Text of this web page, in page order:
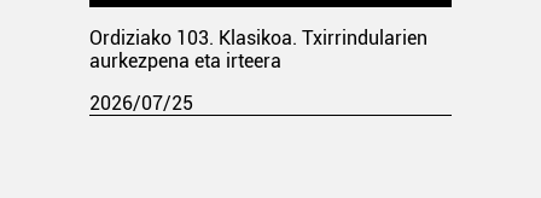
Ordiziako 103. Klasikoa. Txirrindularien
aurkezpena eta irteera
2026/07/25